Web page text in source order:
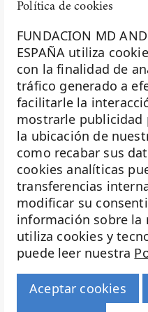
Política de cookies
FUNDACION MD
ESPAÑA utiliza
con la finalidad de
tráfico generado a
facilitarle la
mostrarle publicidad
la ubicación de
como recabar sus
cookies analíticas
transferencias
modificar su
información sobre la
utiliza cookies y
puede leer nuestra
Aceptar cookies
formación
fundación
Fundación
Fundación MD
Fundación Siglo
Gastroenterología
Ginecología
Ginecología
giving tuesday
golf solidario
Hábitos saludables
Hematología
inteligencia artificial
investigación
Investigación
Investigación y
investigadores
Isabel Oviedo
La Fundación MD
miembro de la